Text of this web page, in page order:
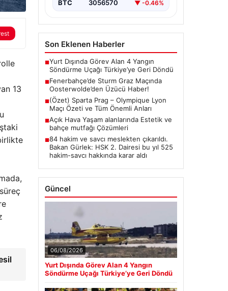
13
BTC 3056570 ▼ -0.46%
Son Eklenen Haberler
■Yurt Dışında Görev Alan 4 Yangın
Söndürme Uçağı Türkiye’ye Geri Döndü
■Fenerbahçe’de Sturm Graz Maçında
Oosterwolde’den Üzücü Haber!
■(Özet) Sparta Prag – Olympique Lyon
Maçı Özeti ve Tüm Önemli Anları
■Açık Hava Yaşam alanlarında Estetik ve
bahçe mutfağı Çözümleri
■84 hakim ve savcı meslekten çıkarıldı.
Bakan Gürlek: HSK 2. Dairesi bu yıl 525
hakim-savcı hakkında karar aldı
Güncel
06/08/2026
Yurt Dışında Görev Alan 4 Yangın
Söndürme Uçağı Türkiye’ye Geri Döndü